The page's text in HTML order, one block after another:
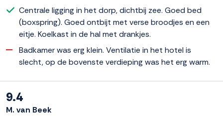
Centrale ligging in het dorp, dichtbij zee. Goed bed
(boxspring). Goed ontbijt met verse broodjes en een
eitje. Koelkast in de hal met drankjes.
Badkamer was erg klein. Ventilatie in het hotel is
slecht, op de bovenste verdieping was het erg warm.
9.4
M. van Beek